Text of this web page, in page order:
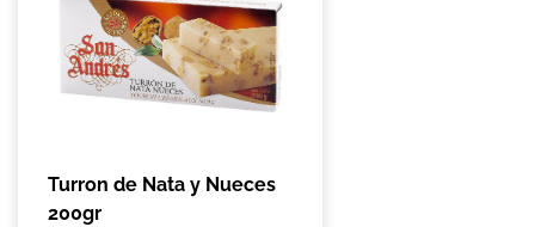
Turron de Nata y Nueces
200gr